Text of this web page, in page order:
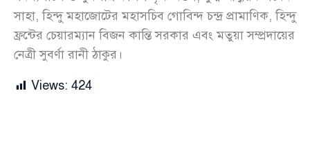
সাহা, হিন্দু মহাজোটের মহাসচিব গোবিন্দ চন্দ্র প্রামাণিক, হিন্দু
ফ্রন্টের চেয়ারম্যান বিজন কান্তি সরকার এবং মতুয়া সম্প্রদায়ের
নেত্রী সুবর্ণা রানী ঠাকুর।
Views: 424